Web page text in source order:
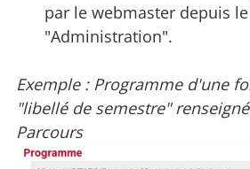
par le webmaster depuis
"Administration".
Exemple : Programme d'une
"libellé de semestre"
Parcours